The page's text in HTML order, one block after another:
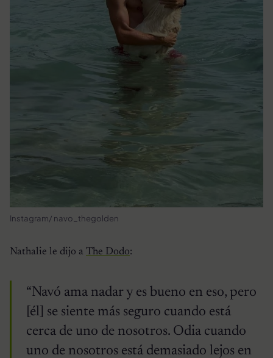
Instagram/ navo_thegolden
Nathalie le dijo a The Dodo:
“Navó ama nadar y es bueno en eso, pero
[él] se siente más seguro cuando está
cerca de uno de nosotros. Odia cuando
uno de nosotros está demasiado lejos en